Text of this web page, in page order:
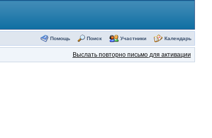
Помощь Поиск Участники Календарь
Выслать повторно письмо для активации